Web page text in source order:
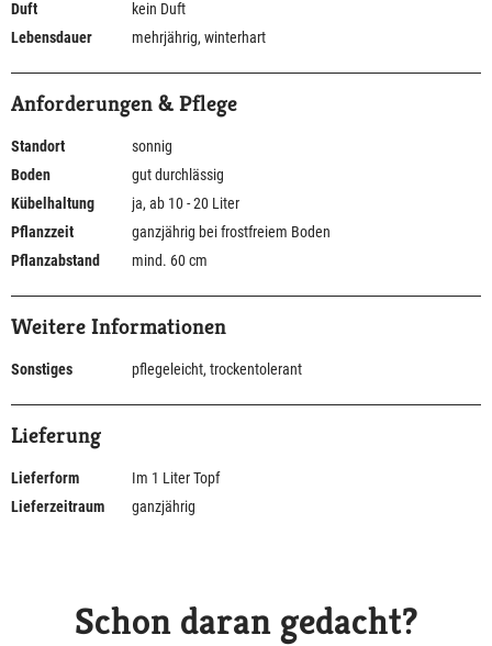
Duft
kein Duft
Lebensdauer
mehrjährig, winterhart
Anforderungen & Pflege
Standort
sonnig
Boden
gut durchlässig
Kübelhaltung
ja, ab 10 - 20 Liter
Pflanzzeit
ganzjährig bei frostfreiem Boden
Pflanzabstand
mind. 60 cm
Weitere Informationen
Sonstiges pflegeleicht, trockentolerant
Lieferung
Lieferform
Im 1 Liter Topf
Lieferzeitraum
ganzjährig
Schon daran gedacht?